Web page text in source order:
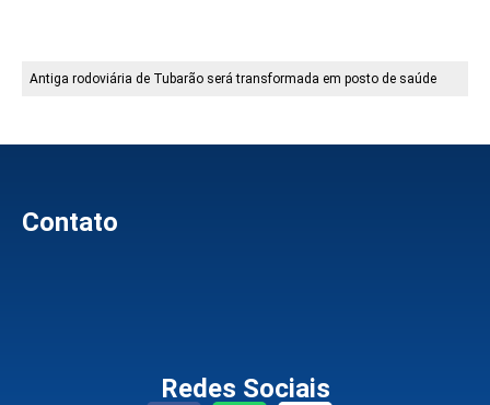
Antiga rodoviária de Tubarão será transformada em posto de saúde
Contato
Redes Sociais